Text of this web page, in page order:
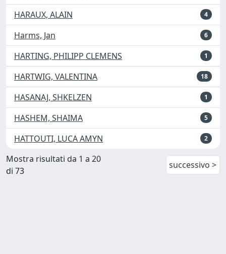
HARAUX, ALAIN 4
Harms, Jan 6
HARTING, PHILIPP CLEMENS 1
HARTWIG, VALENTINA 18
HASANAJ, SHKELZEN 1
HASHEM, SHAIMA 5
HATTOUTI, LUCA AMYN 2
Mostra risultati da 1 a 20
di 73
successivo >